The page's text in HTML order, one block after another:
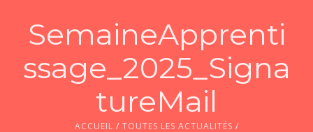
LES JOURNÉES 2026 ⌵
ACTUS & DOSSIERS
SemaineApprenti
ssage_2025_Signa
tureMail
ACCUEIL / TOUTES LES ACTUALITÉS /